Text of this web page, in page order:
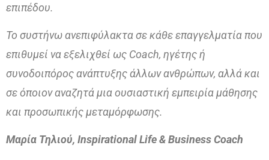
επιπέδου.
Το συστήνω ανεπιφύλακτα σε κάθε επαγγελματία που
επιθυμεί να εξελιχθεί ως Coach, ηγέτης ή
συνοδοιπόρος ανάπτυξης άλλων ανθρώπων, αλλά και
σε όποιον αναζητά μια ουσιαστική εμπειρία μάθησης
και προσωπικής μεταμόρφωσης.
Μαρία Τηλιού, Inspirational Life & Business Coach